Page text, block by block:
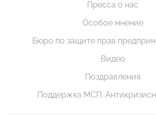
Пресса о нас
Особое мнение
Бюро по защите прав
Видео
Поздравления
Поддержка МСП.